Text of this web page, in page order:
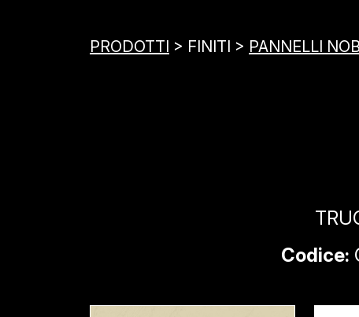
PRODOTTI > FINITI > PANNELLI
Codice: